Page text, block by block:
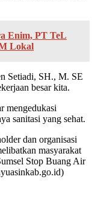
Enim, PT TeL
Lokal
Setiadi, SH., M. SE
besar kita.
mengedukasi
sanitasi yang sehat.
dan organisasi
masyarakat
Stop Buang Air